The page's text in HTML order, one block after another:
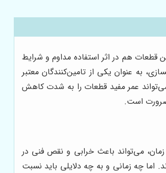
قطعات هم در اثر استفاده مداوم و شرایط
به عنوان یکی از تامین‌کنندگان معتبر
عمر مفید قطعات را به شدت کاهش
است.
زمان، می‌تواند باعث خرابی و نقص فنی در
اما چه زمانی و به چه دلایلی باید نسبت